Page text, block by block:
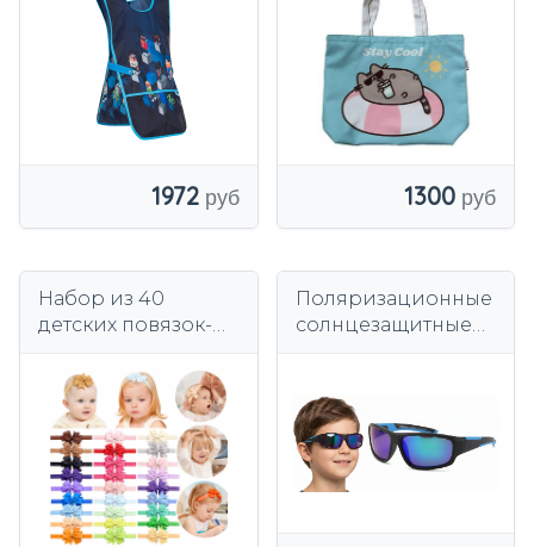
1972 1300
Набор из 40
детских повязок-
цветов, для
девочек.
Поляризационные
солнцезащитные
зеркальными
фотоаппаратами
VERSO s1040-2